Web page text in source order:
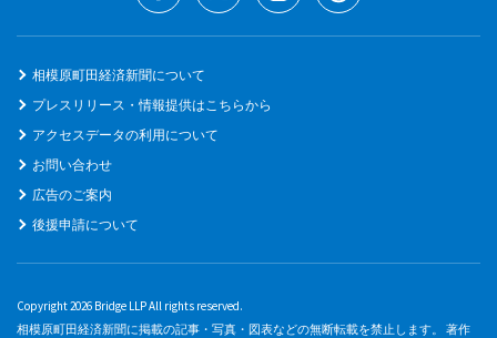
相模原町田経済新聞について
プレスリリース・情報提供はこちらから
アクセスデータの利用について
お問い合わせ
広告のご案内
後援申請について
Copyright 2026 Bridge LLP All rights reserved.
相模原町田経済新聞に掲載の記事・写真・図表などの無断転載を禁止します。 著作